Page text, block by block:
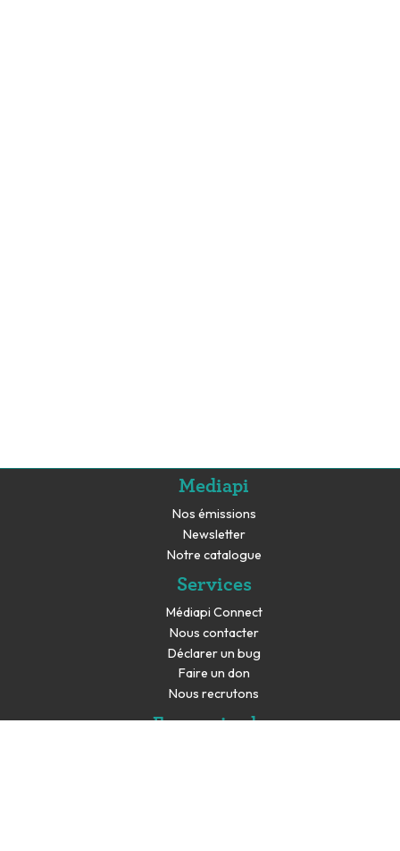
Mediapi
Nos émissions
Newsletter
Notre catalogue
Services
Médiapi Connect
Nous contacter
Déclarer un bug
Faire un don
Nous recrutons
En savoir plus